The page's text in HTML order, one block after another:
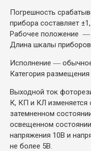
Погрешность
прибора составляет
Рабочее положение ―
Длина шкалы
Исполнение ―
Категория
Выходной ток
К, КП и КЛ изменяется
затемненном
освещенном
напряжения 10В и
не более 5В.